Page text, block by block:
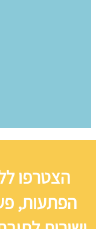
הצטרפו
הפתעות,